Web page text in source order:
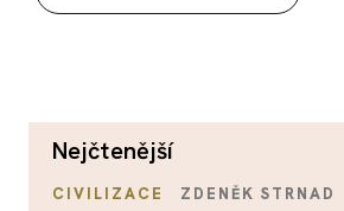
nejčtenější
CIVILIZACE ZDENĚK STRNAD